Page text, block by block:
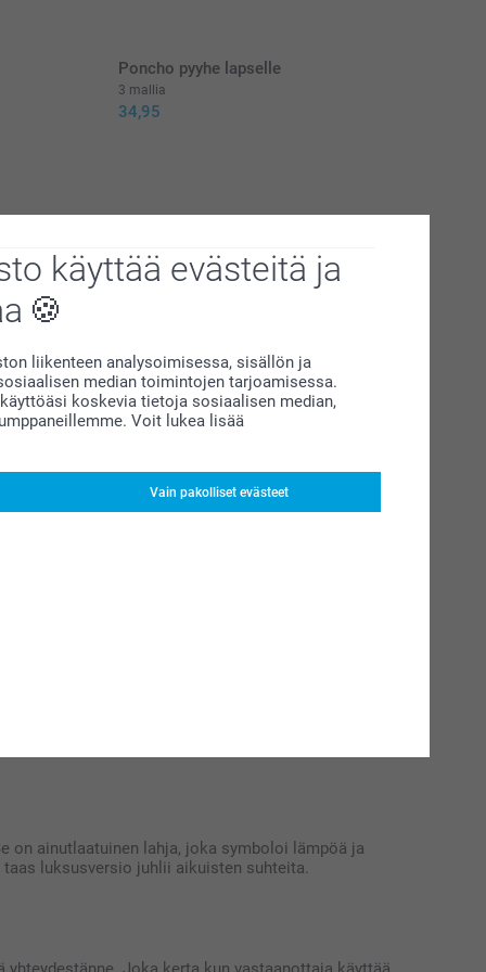
käyttää evästeitä ja
liikenteen analysoimisessa, sisällön ja
median toimintojen tarjoamisessa.
koskevia tietoja sosiaalisen median,
Voit lukea lisää
Vain pakolliset evästeet
Poncho pyyhe lapselle
3 mallia
34,95
meiltä!
kylpytakkimme nimellä on valmistettu premium-
samettisen pehmeä tekstuuri hyväilee ihoasi jokaisen
Valitse laajasta valikoimasta erilaisia värejä
fleece kylpytakin brodeeratulla nimellä, sijoitat
hemmottelun tunnetta.
lahjasta erityisen.
on ainutlaatuinen lahja, joka symboloi lämpöä ja
luksusversio juhlii aikuisten suhteita.